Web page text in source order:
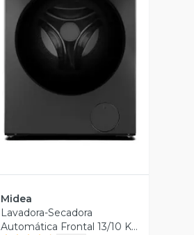
Vista Previa
Midea
Lavadora-Secadora
Automática Frontal 13/10 Kg